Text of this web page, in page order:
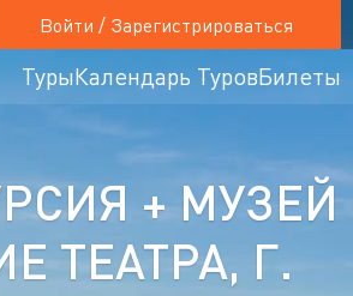
Войти / Зарегистрироваться
ТурыКалендарь ТуровБилеты
+ МУЗЕЙ
ТЕАТРА, Г.